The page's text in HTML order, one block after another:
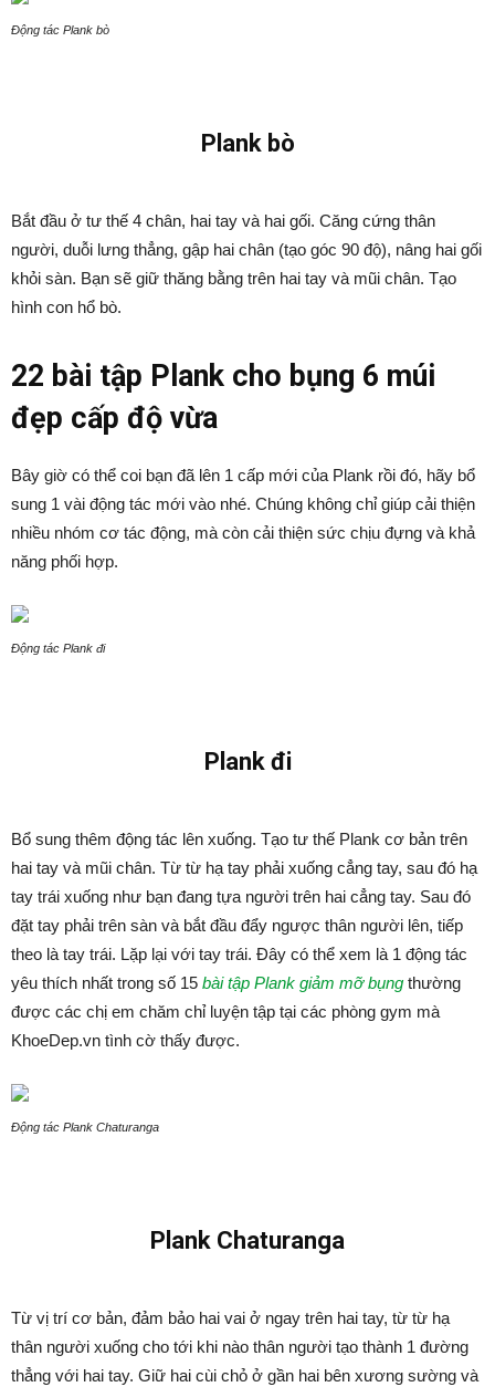
Động tác Plank bò
Plank bò
Bắt đầu ở tư thế 4 chân, hai tay và hai gối. Căng cứng thân
người, duỗi lưng thẳng, gập hai chân (tạo góc 90 độ), nâng hai gối
khỏi sàn. Bạn sẽ giữ thăng bằng trên hai tay và mũi chân. Tạo
hình con hổ bò.
22 bài tập Plank cho bụng 6 múi
đẹp cấp độ vừa
Bây giờ có thể coi bạn đã lên 1 cấp mới của Plank rồi đó, hãy bổ
sung 1 vài động tác mới vào nhé. Chúng không chỉ giúp cải thiện
nhiều nhóm cơ tác động, mà còn cải thiện sức chịu đựng và khả
năng phối hợp.
Động tác Plank đi
Plank đi
Bổ sung thêm động tác lên xuống. Tạo tư thế Plank cơ bản trên
hai tay và mũi chân. Từ từ hạ tay phải xuống cẳng tay, sau đó hạ
tay trái xuống như bạn đang tựa người trên hai cẳng tay. Sau đó
đặt tay phải trên sàn và bắt đầu đẩy ngược thân người lên, tiếp
theo là tay trái. Lặp lại với tay trái. Đây có thể xem là 1 động tác
yêu thích nhất trong số 15 bài tập Plank giảm mỡ bụng thường
được các chị em chăm chỉ luyện tập tại các phòng gym mà
KhoeDep.vn tình cờ thấy được.
Động tác Plank Chaturanga
Plank Chaturanga
Từ vị trí cơ bản, đảm bảo hai vai ở ngay trên hai tay, từ từ hạ
thân người xuống cho tới khi nào thân người tạo thành 1 đường
thẳng với hai tay. Giữ hai cùi chỏ ở gần hai bên xương sường và